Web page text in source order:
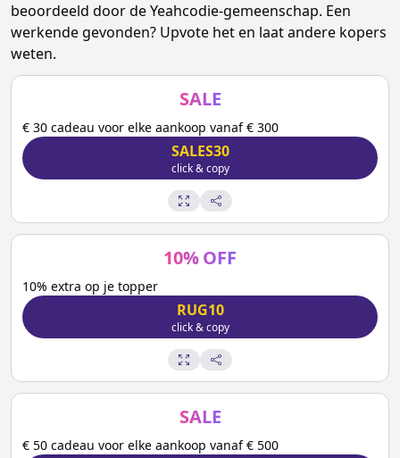
beoordeeld door de Yeahcodie-gemeenschap. Een
werkende gevonden? Upvote het en laat andere kopers
weten.
SALE
€ 30 cadeau voor elke aankoop vanaf € 300
SALES30
click & copy
10%OFF
10% extra op je topper
RUG10
click & copy
SALE
€ 50 cadeau voor elke aankoop vanaf € 500